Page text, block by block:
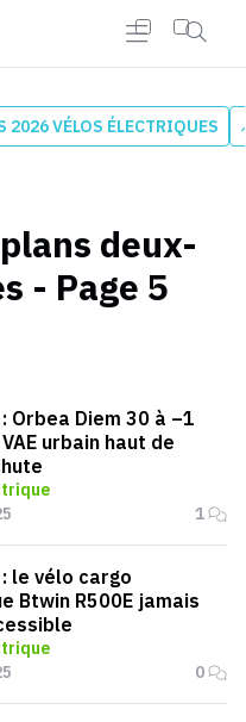
2026 VÉLOS ÉLECTRIQUES
deux-
- Page 5
Orbea Diem 30 à –1
urbain haut de
1
le vélo cargo
Btwin R500E jamais
0